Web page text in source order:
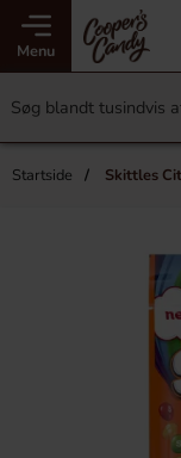
Menu
Startside Skittles